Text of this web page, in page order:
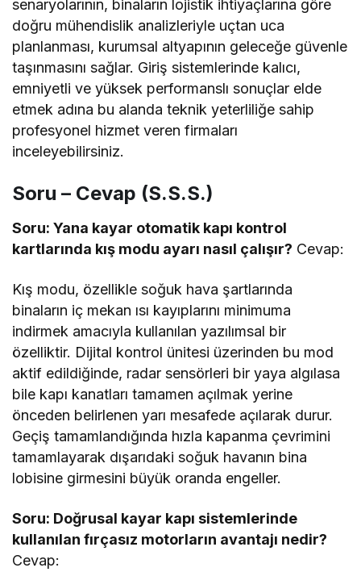
senaryolarının, binaların lojistik ihtiyaçlarına göre
doğru mühendislik analizleriyle uçtan uca
planlanması, kurumsal altyapının geleceğe güvenle
taşınmasını sağlar. Giriş sistemlerinde kalıcı,
emniyetli ve yüksek performanslı sonuçlar elde
etmek adına bu alanda teknik yeterliliğe sahip
profesyonel hizmet veren firmaları
inceleyebilirsiniz.
Soru – Cevap (S.S.S.)
Soru: Yana kayar otomatik kapı kontrol
kartlarında kış modu ayarı nasıl çalışır? Cevap:
Kış modu, özellikle soğuk hava şartlarında
binaların iç mekan ısı kayıplarını minimuma
indirmek amacıyla kullanılan yazılımsal bir
özelliktir. Dijital kontrol ünitesi üzerinden bu mod
aktif edildiğinde, radar sensörleri bir yaya algılasa
bile kapı kanatları tamamen açılmak yerine
önceden belirlenen yarı mesafede açılarak durur.
Geçiş tamamlandığında hızla kapanma çevrimini
tamamlayarak dışarıdaki soğuk havanın bina
lobisine girmesini büyük oranda engeller.
Soru: Doğrusal kayar kapı sistemlerinde
kullanılan fırçasız motorların avantajı nedir?
Cevap: